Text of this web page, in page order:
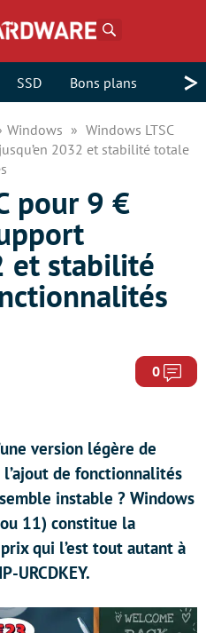
SSD Bons plans >
Windows
Windows LTSC
2032 et stabilité totale
pour 9 €
et stabilité
0
version légère de
de fonctionnalités
instable ? Windows
11) constitue la
qui l’est tout autant à
URCDKEY.